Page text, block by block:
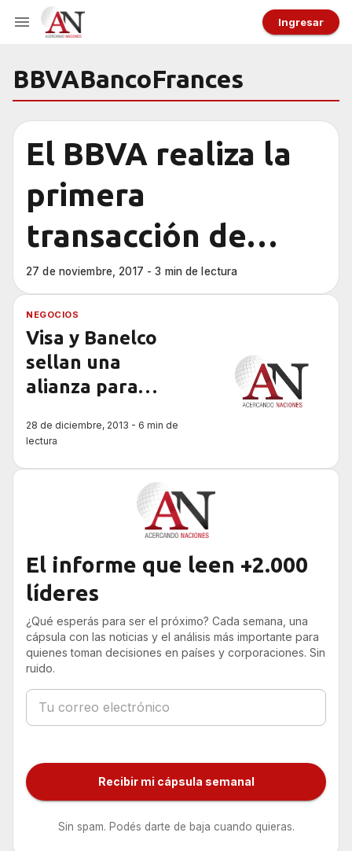
Ingresar
BBVABancoFrances
El BBVA realiza la
primera
transacción de
comercio
internacional
basada en
‘blockchain’ entre
Europa y
Latinoamérica
27 de noviembre, 2017 - 3 min de lectura
NEGOCIOS
Visa y Banelco
sellan una
alianza para
negocios en la
28 de diciembre, 2013 - 6 min de
lectura
El informe que leen +2.000
líderes
¿Qué esperás para ser el próximo? Cada semana, una
cápsula con las noticias y el análisis más importante para
quienes toman decisiones en países y corporaciones. Sin
ruido.
Recibir mi cápsula semanal
Sin spam. Podés darte de baja cuando quieras.